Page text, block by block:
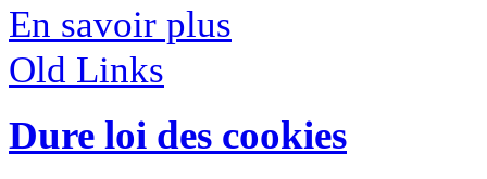
En savoir plus
Old Links
Dure loi des cookies